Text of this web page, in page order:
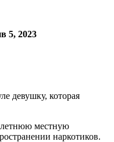
5, 2023
летнюю местную
наркотиков.